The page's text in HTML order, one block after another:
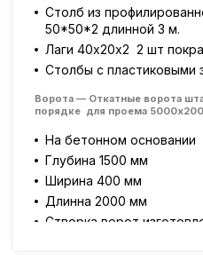
Столб из
50*50*2 длинной 3 м.
Лаги 40х20х2 2 шт
Столбы с пластиковыми
Ворота — Откатные ворота
порядке для проема
На бетонном основании
Глубина 1500 мм
Ширина 400 мм
Длинна 2000 мм
Створка ворот